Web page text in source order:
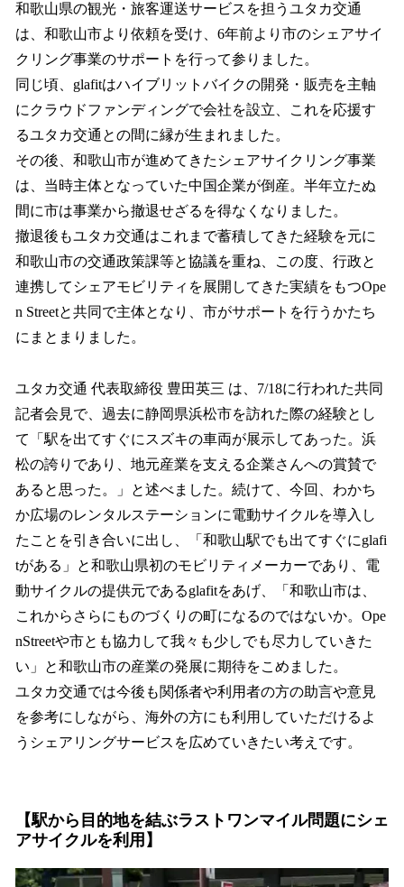
和歌山県の観光・旅客運送サービスを担うユタカ交通
は、和歌山市より依頼を受け、6年前より市のシェアサイ
クリング事業のサポートを行って参りました。
同じ頃、glafitはハイブリットバイクの開発・販売を主軸
にクラウドファンディングで会社を設立、これを応援す
るユタカ交通との間に縁が生まれました。
その後、和歌山市が進めてきたシェアサイクリング事業
は、当時主体となっていた中国企業が倒産。半年立たぬ
間に市は事業から撤退せざるを得なくなりました。
撤退後もユタカ交通はこれまで蓄積してきた経験を元に
和歌山市の交通政策課等と協議を重ね、この度、行政と
連携してシェアモビリティを展開してきた実績をもつOpe
n Streetと共同で主体となり、市がサポートを行うかたち
にまとまりました。
ユタカ交通 代表取締役 豊田英三 は、7/18に行われた共同
記者会見で、過去に静岡県浜松市を訪れた際の経験とし
て「駅を出てすぐにスズキの車両が展示してあった。浜
松の誇りであり、地元産業を支える企業さんへの賞賛で
あると思った。」と述べました。続けて、今回、わかち
か広場のレンタルステーションに電動サイクルを導入し
たことを引き合いに出し、「和歌山駅でも出てすぐにglafi
tがある」と和歌山県初のモビリティメーカーであり、電
動サイクルの提供元であるglafitをあげ、「和歌山市は、
これからさらにものづくりの町になるのではないか。Ope
nStreetや市とも協力して我々も少しでも尽力していきた
い」と和歌山市の産業の発展に期待をこめました。
ユタカ交通では今後も関係者や利用者の方の助言や意見
を参考にしながら、海外の方にも利用していただけるよ
うシェアリングサービスを広めていきたい考えです。
【駅から目的地を結ぶラストワンマイル問題にシェ
アサイクルを利用】